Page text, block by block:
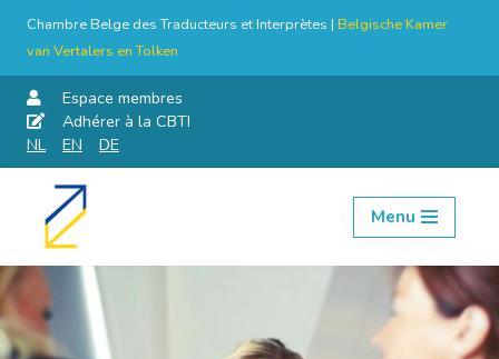
Chambre Belge des Traducteurs et Interprètes | Belgische Kamer
van Vertalers en Tolken
Espace membres
Adhérer à la CBTI
NL
EN DE
Aller
contenu
Menu